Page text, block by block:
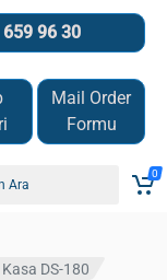
96 30
Mail Order
Formu
0
DS-180